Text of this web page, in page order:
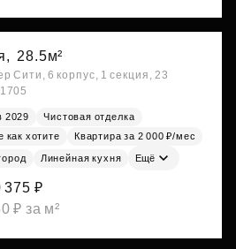
28.5м²
Сити, 6 корпус, 1 секция, 23
2029
Чистовая отделка
как хотите
Квартира за 2 000 ₽/мес
Линейная кухня Ещё
375 ₽
₽ за м²